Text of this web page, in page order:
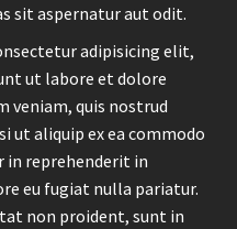
sit aspernatur aut odit.
adipisicing elit,
ut labore et dolore
veniam, quis nostrud
ut aliquip ex ea commodo
in reprehenderit in
eu fugiat nulla pariatur.
non proident, sunt in